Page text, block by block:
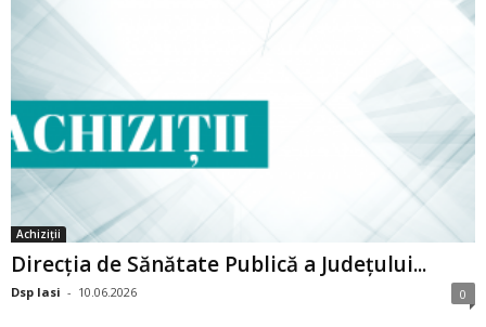
Achiziții
Direcția de Sănătate Publică a Județului...
Dsp Iasi - 10.06.2026 0